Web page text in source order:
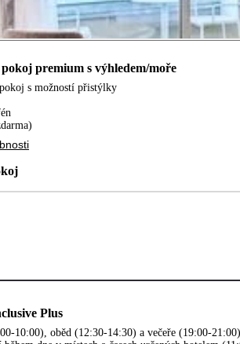
premium s výhledem/moře
s možností přistýlky
Plus
10:00), oběd (12:30-14:30) a večeře (19:00-